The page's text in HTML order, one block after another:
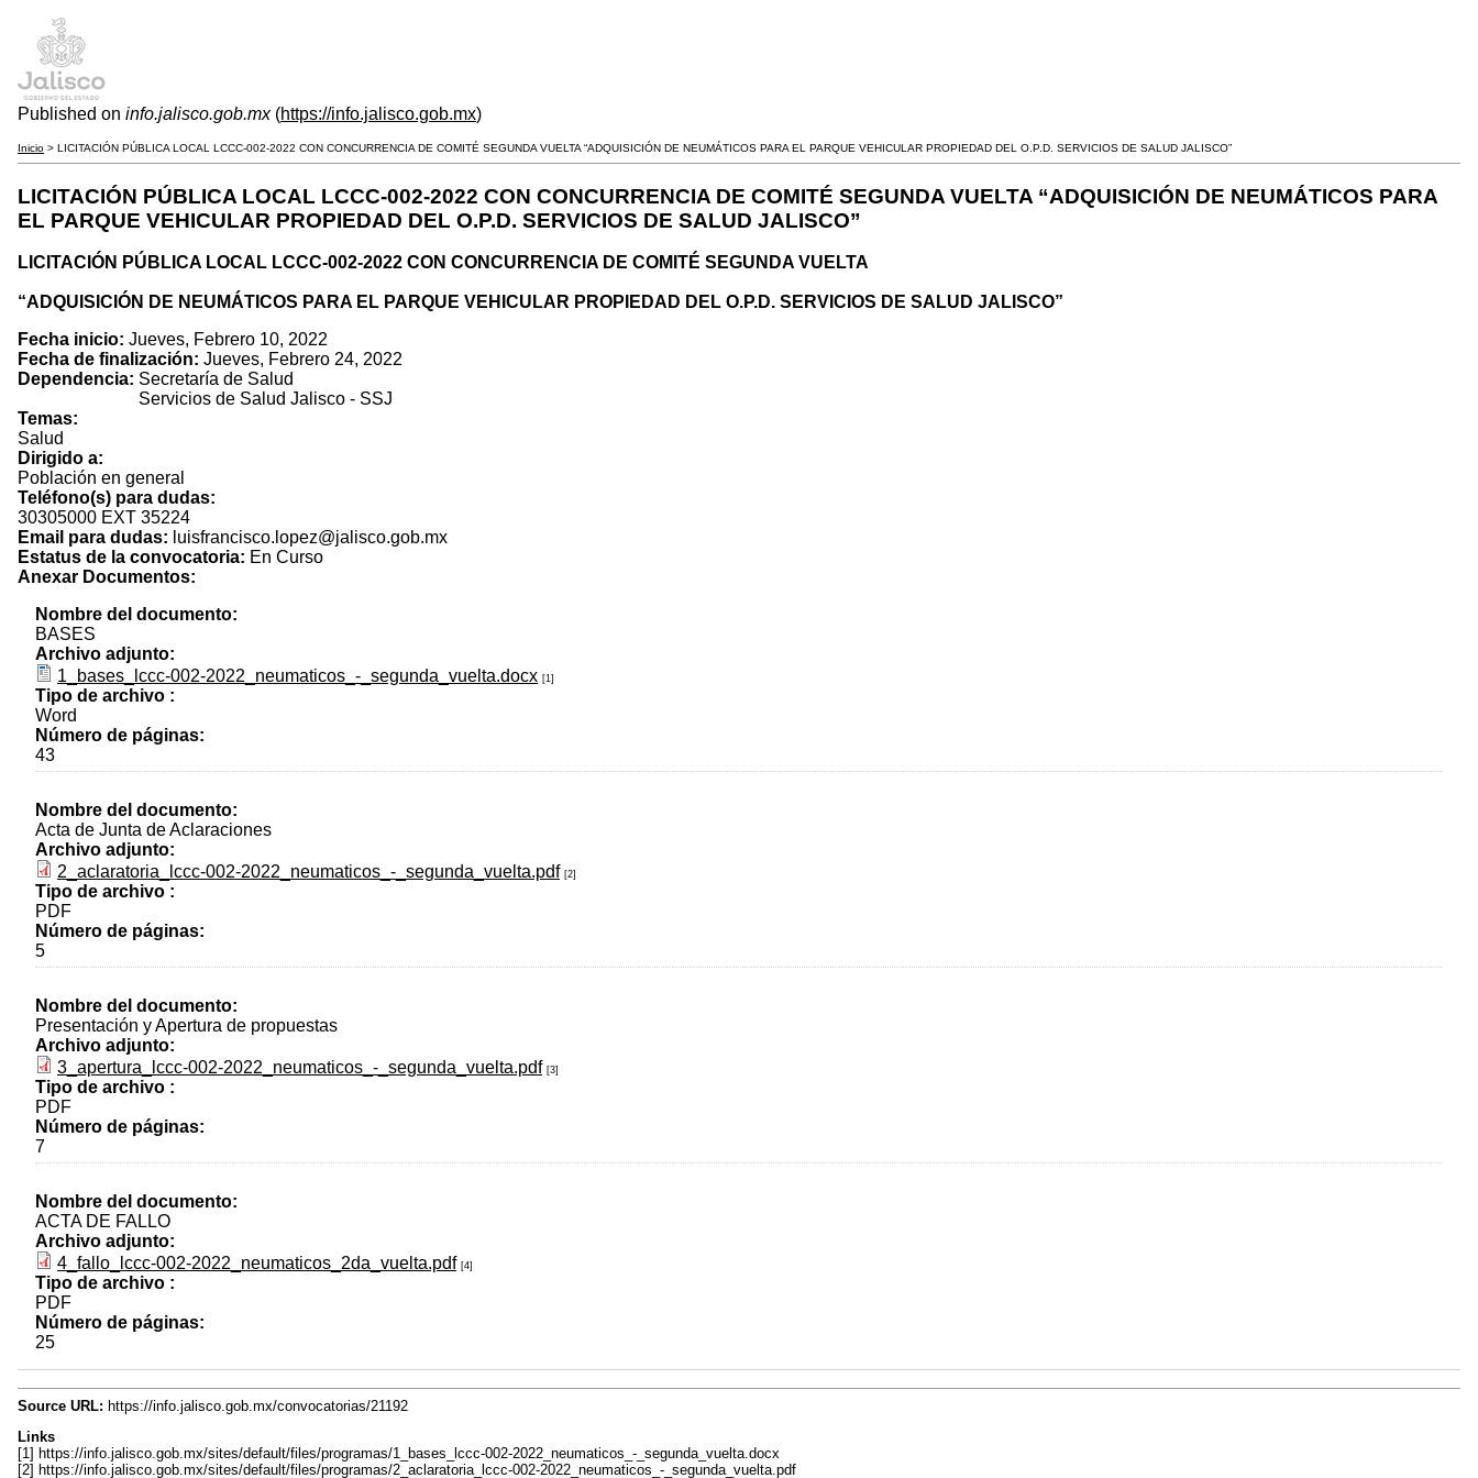
Published on info.jalisco.gob.mx(https://info.jalisco.gob.mx)
Inicio > LICITACIÓN PÚBLICA LOCAL LCCC-002-2022 CON CONCURRENCIA DE COMITÉ SEGUNDA VUELTA “ADQUISICIÓN DE NEUMÁTICOS PARA EL PARQUE VEHICULAR PROPIEDAD DEL O.P.D. SERVICIOS DE SALUD JALISCO”
LICITACIÓN PÚBLICA LOCAL LCCC-002-2022 CON CONCURRENCIA DE COMITÉ SEGUNDA VUELTA “ADQUISICIÓN DE NEUMÁTICOS PARA
EL PARQUE VEHICULAR PROPIEDAD DEL O.P.D. SERVICIOS DE SALUD JALISCO”
LICITACIÓN PÚBLICA LOCAL LCCC-002-2022 CON CONCURRENCIA DE COMITÉ SEGUNDA VUELTA
“ADQUISICIÓN DE NEUMÁTICOS PARA EL PARQUE VEHICULAR PROPIEDAD DEL O.P.D. SERVICIOS DE SALUD JALISCO”
Fecha inicio: Jueves, Febrero 10, 2022
Fecha de finalización: Jueves, Febrero 24, 2022
Dependencia: Secretaría de Salud
Servicios de Salud Jalisco - SSJ
Temas:
Salud
Dirigido a:
Población en general
Teléfono(s) para dudas:
30305000 EXT 35224
Email para dudas: luisfrancisco.lopez@jalisco.gob.mx
Estatus de la convocatoria: En Curso
Anexar Documentos:
Nombre del documento:
BASES
Archivo adjunto:
1_bases_lccc-002-2022_neumaticos_-_segunda_vuelta.docx [1]
Tipo de archivo :
Word
Número de páginas:
43
Nombre del documento:
Acta de Junta de Aclaraciones
Archivo adjunto:
2_aclaratoria_lccc-002-2022_neumaticos_-_segunda_vuelta.pdf [2]
Tipo de archivo :
PDF
Número de páginas:
5
Nombre del documento:
Presentación y Apertura de propuestas
Archivo adjunto:
3_apertura_lccc-002-2022_neumaticos_-_segunda_vuelta.pdf [3]
Tipo de archivo :
PDF
Número de páginas:
7
Nombre del documento:
ACTA DE FALLO
Archivo adjunto:
4_fallo_lccc-002-2022_neumaticos_2da_vuelta.pdf [4]
Tipo de archivo :
PDF
Número de páginas:
25
Source URL: https://info.jalisco.gob.mx/convocatorias/21192
Links
[1] https://info.jalisco.gob.mx/sites/default/files/programas/1_bases_lccc-002-2022_neumaticos_-_segunda_vuelta.docx
[2] https://info.jalisco.gob.mx/sites/default/files/programas/2_aclaratoria_lccc-002-2022_neumaticos_-_segunda_vuelta.pdf